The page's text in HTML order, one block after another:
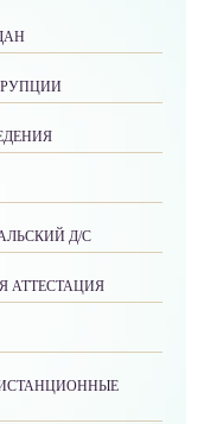
Д/С
АТТЕСТАЦИЯ